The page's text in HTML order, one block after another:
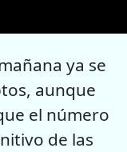
ya se
aunque
el número
de las